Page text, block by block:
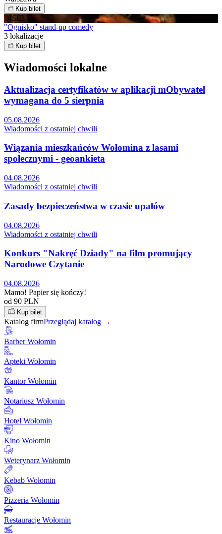
Kup bilet
14SIE
"Ognisko" stand-up comedy
3 lokalizacje
Kup bilet
Wiadomości lokalne
Aktualizacja certyfikatów w aplikacji mObywatel
wymagana do 5 sierpnia
05.08.2026
Wiadomości z ostatniej chwili
Wiązania mieszkańców Wołomina z lasami
społecznymi - geoankieta
04.08.2026
Wiadomości z ostatniej chwili
Zasady bezpieczeństwa w czasie upałów
04.08.2026
Wiadomości z ostatniej chwili
Konkurs "Nakręć Dziady" na film promujący
Narodowe Czytanie
04.08.2026
Mamo! Papier się kończy!
od 90 PLN
Kup bilet
Katalog firmPrzeglądaj katalog →
Barber Wołomin
Apteki Wołomin
Kantor Wołomin
Notariusz Wołomin
Hotel Wołomin
Kino Wołomin
Weterynarz Wołomin
Kebab Wołomin
Pizzeria Wołomin
Restauracje Wołomin